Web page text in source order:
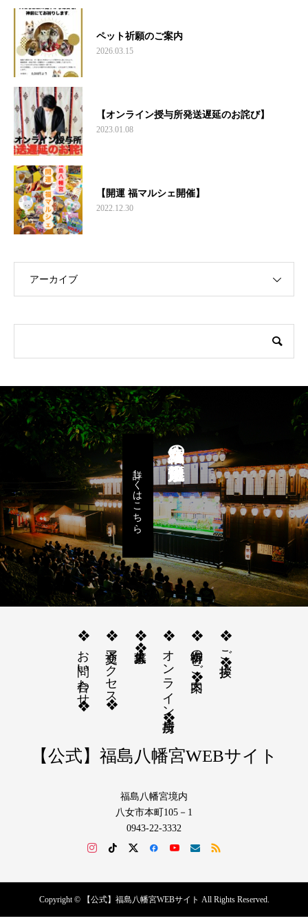
ペット祈願のご案内
2026.03.15
【オンライン授与所発送遅延のお詫び】
2023.01.08
【開運 福マルシェ開催】
2022.12.30
アーカイブ
八女福島の燈籠人形
詳しくはこちら
❖ご挨拶❖
❖御祈祷のご案内❖
❖オンライン授与所❖
❖求人募集❖
❖交通アクセス❖
❖お問い合わせ❖
【公式】福島八幡宮WEBサイト
福島八幡宮境内
八女市本町105－1
0943-22-3332
Copyright © 【公式】福島八幡宮WEBサイト All Rights Reserved.